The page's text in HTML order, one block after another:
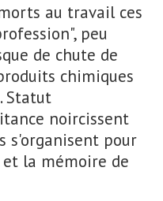
au travail ces
peu
de chute de
chimiques
Statut
noircissent
s'organisent pour
la mémoire de